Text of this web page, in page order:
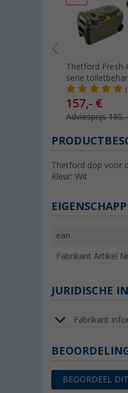
Thetford Fresh-
serie
stuks
157,- €
Adviesprijs
Thetford dop voor
Kleur: Wit
ean
Fabrikant Artikel
JURIDISCHE
Fabrikant
BEOORDEEL